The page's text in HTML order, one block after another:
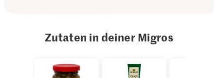
Zutaten in deiner Migros